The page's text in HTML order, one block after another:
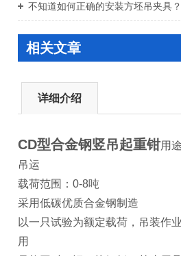
不知道如何正确的安装方坯吊夹具
相关文章
详细介绍
CD型合金钢竖吊起重钳用
吊运
载荷范围：0-8吨
采用低碳优质合金钢制造
以一只试验为额定载荷，吊装作
用